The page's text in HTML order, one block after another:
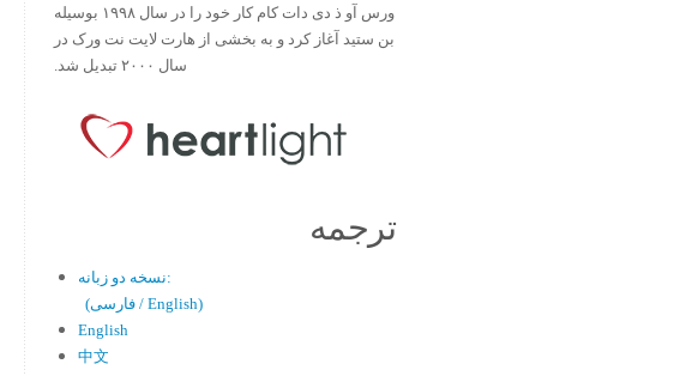
ورس آو ذ دی دات کام کار خود را در سال ۱۹۹۸ بوسیله
بن ستید آغاز کرد و به بخشی از هارت لایت نت ورک در
سال ۲۰۰۰ تبدیل شد.
ترجمه
نسخه دو زبانه:
(فارسی / English)
English
中文